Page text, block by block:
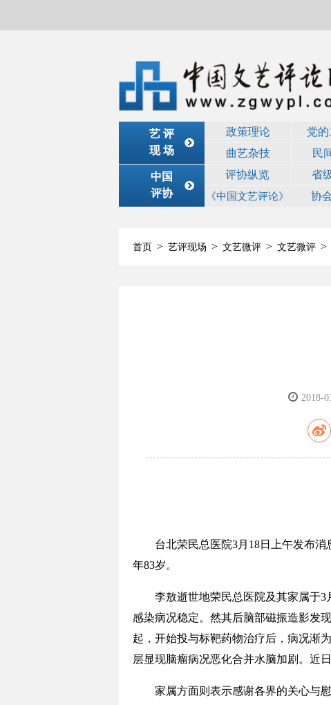
艺 评
现 场
政策理论 党
曲艺杂技
民
中国
评协
评协纵览 省
《中国文艺评论》 协
首页 > 艺评现场 > 文艺微评 > 文艺微评 >
2018-
台北荣民总医院3月18日上午发布消
年83岁。
李敖逝世地荣民总医院及其家属于3
感染病况稳定。然其后脑部磁振造影发
起，开始投与标靶药物治疗后，病况渐
层显现脑瘤病况恶化合并水脑加剧。近
家属方面则表示感谢各界的关心与慰